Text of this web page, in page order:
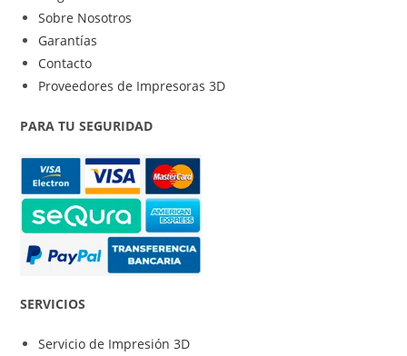
Sobre Nosotros
Garantías
Contacto
Proveedores de Impresoras 3D
PARA TU SEGURIDAD
SERVICIOS
Servicio de Impresión 3D